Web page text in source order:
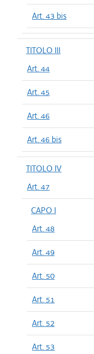
Art. 43 bis
TITOLO III
Art. 44
Art. 45
Art. 46
Art. 46 bis
TITOLO IV
Art. 47
CAPO I
Art. 48
Art. 49
Art. 50
Art. 51
Art. 52
Art. 53